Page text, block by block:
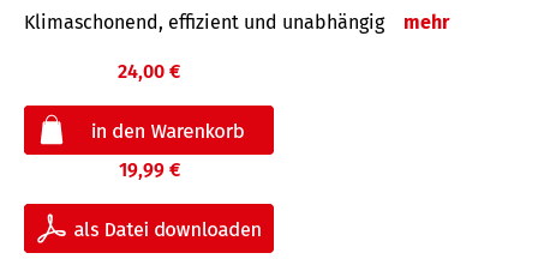
Klimaschonend, effizient und unabhängig mehr
24,00 €
19,99 €